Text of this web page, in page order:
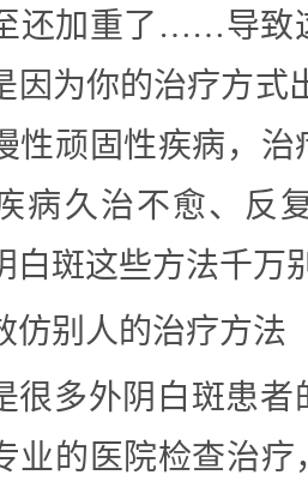
还加重了……导致
因为你的治疗方式
性顽固性疾病，
病久治不愈、反
白斑这些方法千万
仿别人的治疗方法
很多外阴白斑患者
业的医院检查治